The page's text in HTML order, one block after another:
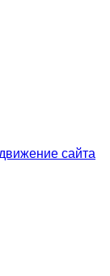
сайта